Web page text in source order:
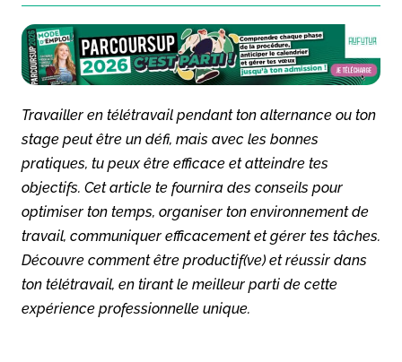
Travailler en télétravail pendant ton alternance ou ton
stage peut être un défi, mais avec les bonnes
pratiques, tu peux être efficace et atteindre tes
objectifs. Cet article te fournira des conseils pour
optimiser ton temps, organiser ton environnement de
travail, communiquer efficacement et gérer tes tâches.
Découvre comment être productif(ve) et réussir dans
ton télétravail, en tirant le meilleur parti de cette
expérience professionnelle unique.